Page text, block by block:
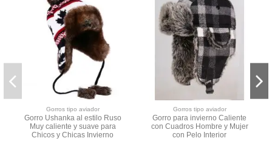
Gorros tipo aviador
Gorro Ushanka al estilo Ruso
Muy caliente y suave para
Chicos y Chicas Invierno
Gorros tipo aviador
Gorro para invierno Caliente
con Cuadros Hombre y Mujer
con Pelo Interior